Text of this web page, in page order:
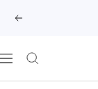
Föregående
Navigering